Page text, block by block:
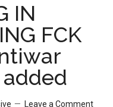
IN
FCK
Leave a Comment